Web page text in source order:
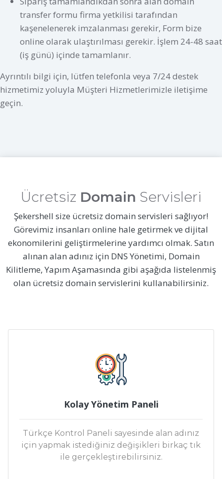
transfer formu firma yetkilisi tarafından
kaşenelenerek imzalanması gerekir, Form bize
online olarak ulaştırılması gerekir. İşlem 24-48 saat
(iş günü) içinde tamamlanır.
Ayrıntılı bilgi için, lütfen telefonla veya 7/24 destek
hizmetimiz yoluyla Müşteri Hizmetlerimizle iletişime
geçin.
Ücretsiz Domain Servisleri
Şekershell size ücretsiz domain servisleri sağlıyor!
Görevimiz insanları online hale getirmek ve dijital
ekonomilerini geliştirmelerine yardımcı olmak. Satın
alınan alan adınız için DNS Yönetimi, Domain
Kilitleme, Yapım Aşamasında gibi aşağıda listelenmiş
olan ücretsiz domain servislerini kullanabilirsiniz.
Kolay Yönetim Paneli
Türkçe Kontrol Paneli sayesinde alan adınız
için yapmak istediğiniz değişikleri birkaç tık
ile gerçekleştirebilirsiniz.